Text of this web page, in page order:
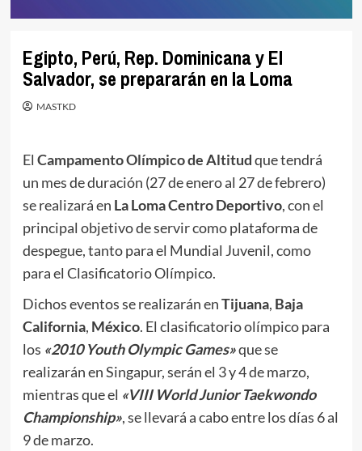
Egipto, Perú, Rep. Dominicana y El
Salvador, se prepararán en la Loma
MASTKD
El Campamento Olímpico de Altitudque tendrá
un mes de duración (27 de enero al 27 de febrero)
se realizará en La Loma Centro Deportivo, con el
principal objetivo de servir como plataforma de
despegue, tanto para el Mundial Juvenil, como
para el Clasificatorio Olímpico.
Dichos eventos se realizarán enTijuana, Baja
California, México. El clasificatorio olímpico para
los «2010 Youth Olympic Games»que se
realizarán en Singapur, serán el 3 y 4 de marzo,
mientras que el «VIII World Junior Taekwondo
Championship», se llevará a cabo entre los días 6 al
9 de marzo.